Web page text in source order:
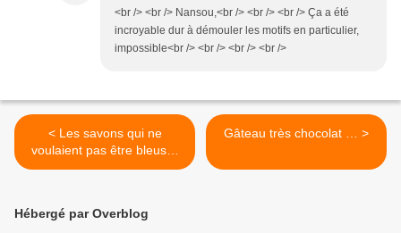
<br /> <br /> Nansou,<br /> <br /> <br /> Ça a été
incroyable dur à démouler les motifs en particulier,
impossible<br /> <br /> <br /> <br />
< Les savons qui ne
voulaient pas être bleus…
Gâteau très chocolat … >
Hébergé par Overblog